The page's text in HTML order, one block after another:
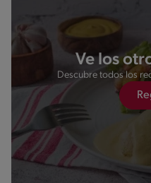
Ve los
Descubre todos los